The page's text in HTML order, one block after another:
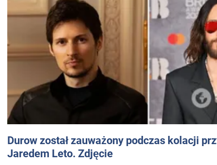
Durow został zauważony podczas kolacji
Jaredem Leto. Zdjęcie